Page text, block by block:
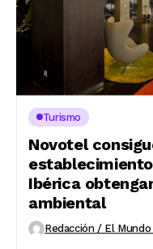
Turismo
Novotel
Ibérica
ambiental
Redacción / El